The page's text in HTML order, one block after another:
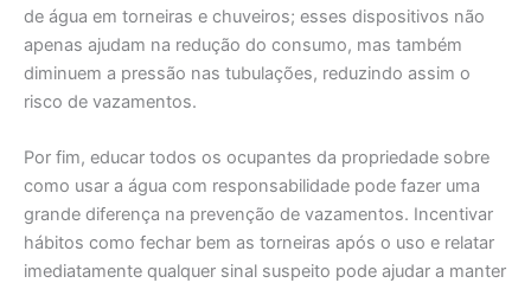
de água em torneiras e chuveiros; esses dispositivos não
apenas ajudam na redução do consumo, mas também
diminuem a pressão nas tubulações, reduzindo assim o
risco de vazamentos.
Por fim, educar todos os ocupantes da propriedade sobre
como usar a água com responsabilidade pode fazer uma
grande diferença na prevenção de vazamentos. Incentivar
hábitos como fechar bem as torneiras após o uso e relatar
imediatamente qualquer sinal suspeito pode ajudar a manter